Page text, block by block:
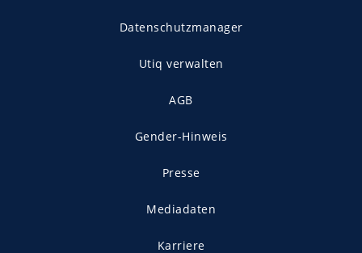
Datenschutzmanager
Utiq verwalten
AGB
Gender-Hinweis
Presse
Mediadaten
Karriere